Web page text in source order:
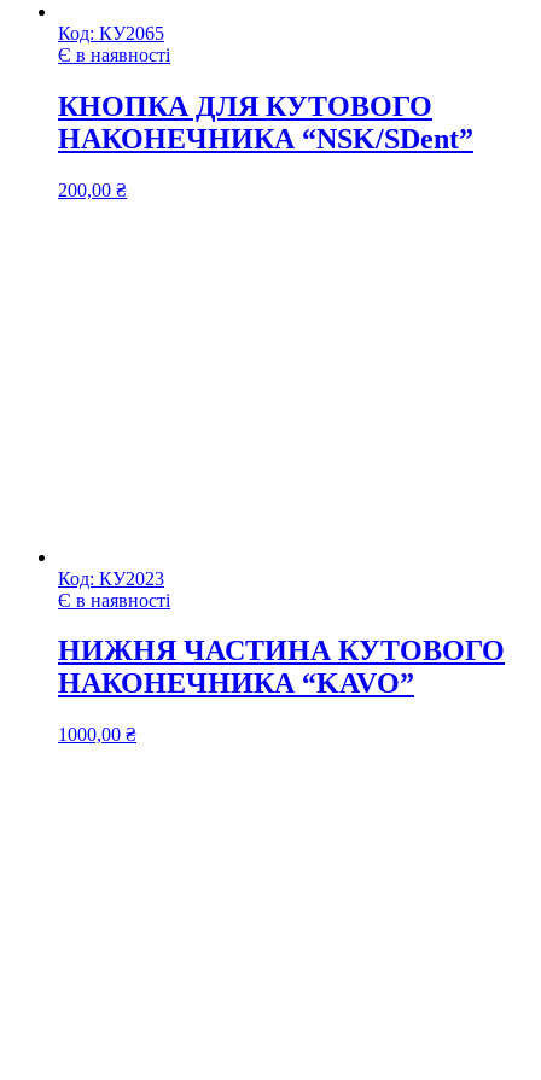
Код: КУ2065
Є в наявності
КНОПКА ДЛЯ КУТОВОГО
НАКОНЕЧНИКА “NSK/SDent”
200,00 ₴
Код: КУ2023
Є в наявності
НИЖНЯ ЧАСТИНА КУТОВОГО
НАКОНЕЧНИКА “KAVO”
1000,00 ₴